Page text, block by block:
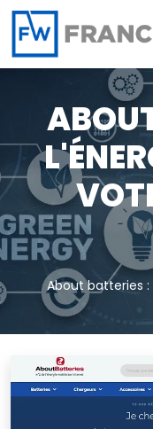
Panneau de gestion
About batteries